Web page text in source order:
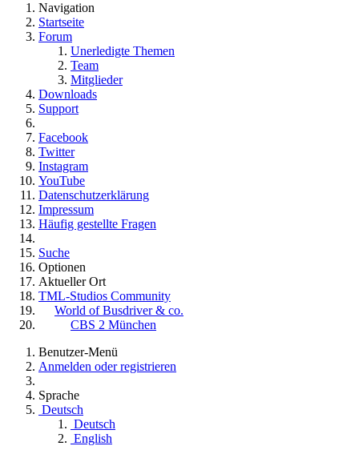
Navigation
Startseite
Forum
Unerledigte Themen
Team
Mitglieder
Downloads
Support
Facebook
Twitter
Instagram
YouTube
Datenschutzerklärung
Impressum
Häufig gestellte Fragen
Suche
Optionen
Aktueller Ort
TML-Studios Community
World of Busdriver & co.
CBS 2 München
Benutzer-Menü
Anmelden oder registrieren
Sprache
Deutsch
Deutsch
English